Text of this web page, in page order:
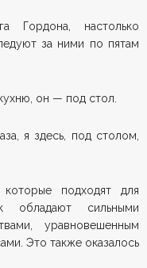
Гордона, настолько
за ними по пятам
он — под стол.
я здесь, под столом,
подходят для
обладают сильными
уравновешенным
Это также оказалось